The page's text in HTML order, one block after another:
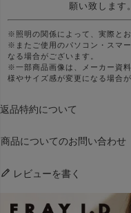
願い致します
※照明の関係によって、実際と
※またご使用のパソコン・スマ
なる場合がございます。
※一部商品画像は、メーカー資
様やサイズ感が変更になる場合
返品特約について
商品についてのお問い合わせ
レビューを書く